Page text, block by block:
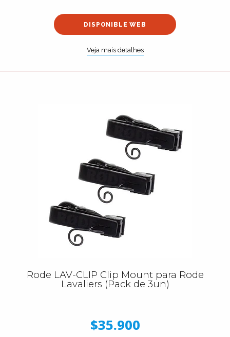
DISPONIBLE WEB
Veja mais detalhes
Rode LAV-CLIP Clip Mount para Rode
Lavaliers (Pack de 3un)
$35.900